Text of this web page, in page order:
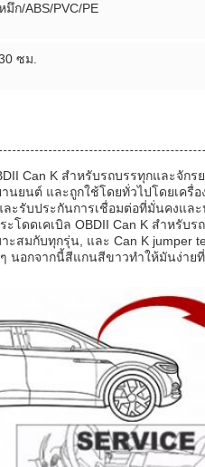
มึก/ABS/PVC/PE
ซม.
Can K สําหรับรถบรรทุกและจั
นยนต์ และถูกใช้โดยทั่วไปโดยเค
ะรับประกันการเชื่อมต่อที่มั่นคงแล
ะโดดเคเบิล OBDII Can K สําห
ะสมกับทุกรุ่น, และ Can K jumper
ๆ นอกจากนี้สีแกนสีขาวทําให้มันง่